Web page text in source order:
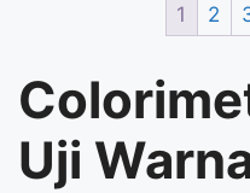
1 2
Uji